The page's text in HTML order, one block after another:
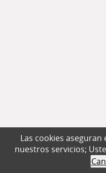
Las cookies
nuestros servicios;